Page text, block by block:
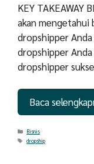
KEY TAKEAWAY
akan mengetahui
dropshipper
dropshipper
dropshipper
Baca
Categories
Bisnis
Tags
dropship